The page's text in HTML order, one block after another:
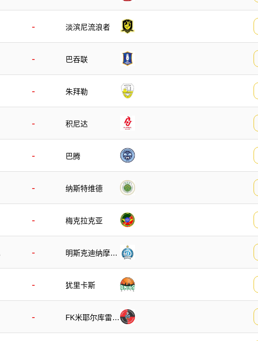
- 淡滨尼流浪者
- 巴吞联
- 朱拜勒
- 积尼达
- 巴腾
- 纳斯特维德
- 梅克拉克亚
-
明斯克迪纳摩U1
- 犹里卡斯
-
FK米耶尔库雷亚